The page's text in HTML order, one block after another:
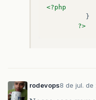
<?php
}
?>
rodevops8 de jul. de